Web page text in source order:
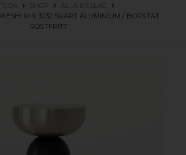
SHOP
ALLA BESLAG
MIX 3032 SVART ALUMINIUM / BORSTAT
ROSTFRITT